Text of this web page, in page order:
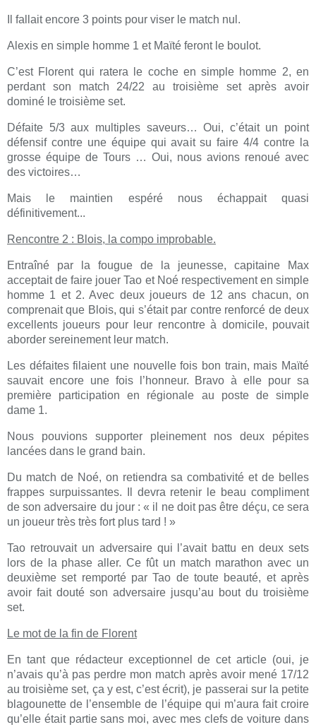
Il fallait encore 3 points pour viser le match nul.
Alexis en simple homme 1 et Maïté feront le boulot.
C’est Florent qui ratera le coche en simple homme 2, en
perdant son match 24/22 au troisième set après avoir
dominé le troisième set.
Défaite 5/3 aux multiples saveurs… Oui, c’était un point
défensif contre une équipe qui avait su faire 4/4 contre la
grosse équipe de Tours … Oui, nous avions renoué avec
des victoires…
Mais le maintien espéré nous échappait quasi
définitivement...
Rencontre 2 : Blois, la compo improbable.
Entraîné par la fougue de la jeunesse, capitaine Max
acceptait de faire jouer Tao et Noé respectivement en simple
homme 1 et 2. Avec deux joueurs de 12 ans chacun, on
comprenait que Blois, qui s’était par contre renforcé de deux
excellents joueurs pour leur rencontre à domicile, pouvait
aborder sereinement leur match.
Les défaites filaient une nouvelle fois bon train, mais Maïté
sauvait encore une fois l’honneur. Bravo à elle pour sa
première participation en régionale au poste de simple
dame 1.
Nous pouvions supporter pleinement nos deux pépites
lancées dans le grand bain.
Du match de Noé, on retiendra sa combativité et de belles
frappes surpuissantes. Il devra retenir le beau compliment
de son adversaire du jour : « il ne doit pas être déçu, ce sera
un joueur très très fort plus tard ! »
Tao retrouvait un adversaire qui l’avait battu en deux sets
lors de la phase aller. Ce fût un match marathon avec un
deuxième set remporté par Tao de toute beauté, et après
avoir fait douté son adversaire jusqu’au bout du troisième
set.
Le mot de la fin de Florent
En tant que rédacteur exceptionnel de cet article (oui, je
n’avais qu’à pas perdre mon match après avoir mené 17/12
au troisième set, ça y est, c’est écrit), je passerai sur la petite
blagounette de l’ensemble de l’équipe qui m’aura fait croire
qu’elle était partie sans moi, avec mes clefs de voiture dans